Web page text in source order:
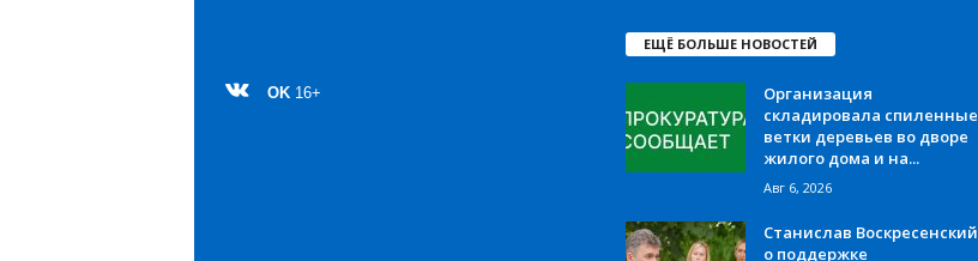
OK 16+
ЕЩЁ БОЛЬШЕ НОВОСТЕЙ
Организация
складировала спиленные
ветки деревьев во дворе
жилого дома и на...
Авг 6, 2026
Станислав Воскресенский
о поддержке